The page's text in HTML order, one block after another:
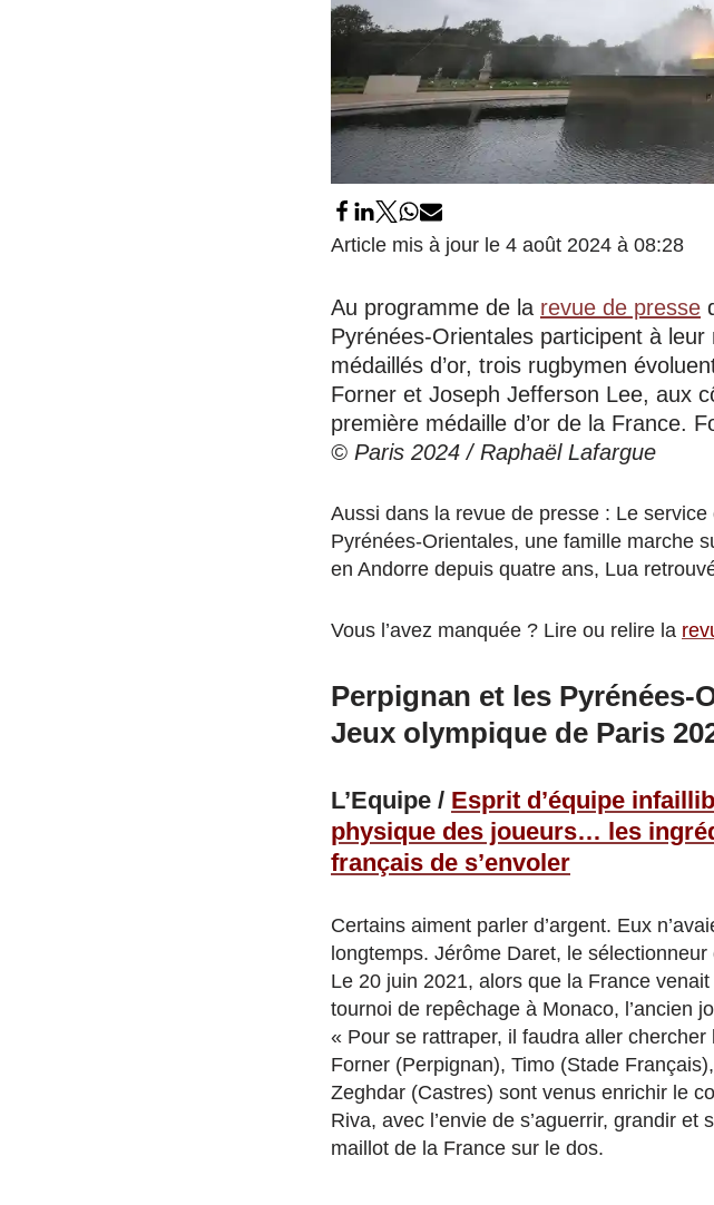
Article mis à jour le 4 août 2024 à 08:28
Au programme de la revue de presse
Pyrénées-Orientales participent à
médaillés d’or, trois rugbymen
Forner et Joseph Jefferson Lee, aux
première médaille d’or de la France.
© Paris 2024 / Raphaël Lafargue
Aussi dans la revue de presse : Le
Pyrénées-Orientales, une famille marche
en Andorre depuis quatre ans, Lua
Vous l’avez manquée ? Lire ou relire la
Perpignan et les
Jeux olympique de Paris
L’Equipe / Esprit d’équipe
physique des joueurs… les
français de s’envoler
Certains aiment parler d’argent. Eux
longtemps. Jérôme Daret, le
Le 20 juin 2021, alors que la France
tournoi de repêchage à Monaco, l’ancien
« Pour se rattraper, il faudra aller
Forner (Perpignan), Timo (Stade
Zeghdar (Castres) sont venus enrichir le
Riva, avec l’envie de s’aguerrir, grandir
maillot de la France sur le dos.